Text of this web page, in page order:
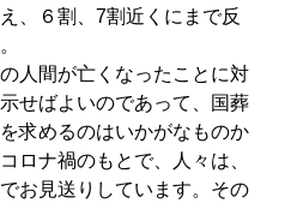
、６割、7割近くにまで反
人間が亡くなったことに対
せばよいのであって、国葬
求めるのはいかがなものか
ロナ禍のもとで、人々は、
お見送りしています。その